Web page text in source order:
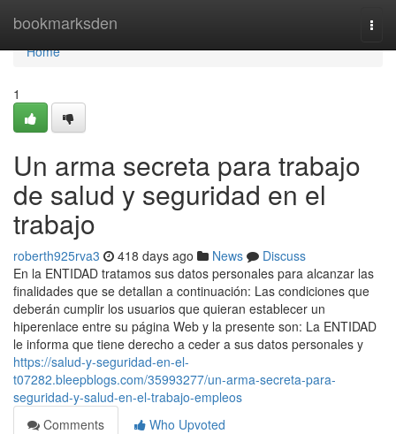
bookmarksden
Home
Home
1
Un arma secreta para trabajo
de salud y seguridad en el
trabajo
roberth925rva3 418 days ago News
Discuss
En la ENTIDAD tratamos sus datos personales para alcanzar las
finalidades que se detallan a continuación: Las condiciones que
deberán cumplir los usuarios que quieran establecer un
hiperenlace entre su página Web y la presente son: La ENTIDAD
le informa que tiene derecho a ceder a sus datos personales y
https://salud-y-seguridad-en-el-
t07282.bleepblogs.com/35993277/un-arma-secreta-para-
seguridad-y-salud-en-el-trabajo-empleos
Comments
Who Upvoted